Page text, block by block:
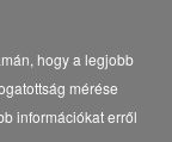
hogy a legjobb
mérése
információkat erről